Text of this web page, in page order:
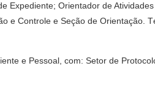
Expediente; Orientador de
e Controle e Seção de Orientação.
e Pessoal, com: Setor de